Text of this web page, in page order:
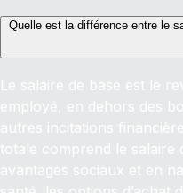
Quelle est la différence entre le
Le salaire de base est le
employé, en dehors des
autres incitations
totale comprend le salaire
avantages sociaux et en